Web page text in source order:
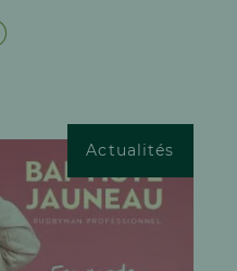
Actualités